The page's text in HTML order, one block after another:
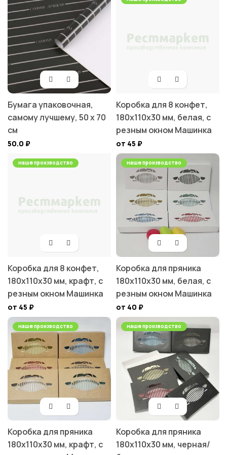
Бумага упаковочная,
самому лучшему, 50 х 70
см
50.0 ₽
Коробка для 8 конфет,
180х110х30 мм, белая, с
резным окном Машинка
от 45 ₽
наше производство
Коробка для 8 конфет,
180х110х30 мм, крафт, с
резным окном Машинка
от 45 ₽
наше производство
Коробка для пряника
180х110х30 мм, белая, с
резным окном Машинка
от 40 ₽
наше производство
Коробка для пряника
180х110х30 мм, крафт, с
наше производство
Коробка для пряника
180х110х30 мм, черная/